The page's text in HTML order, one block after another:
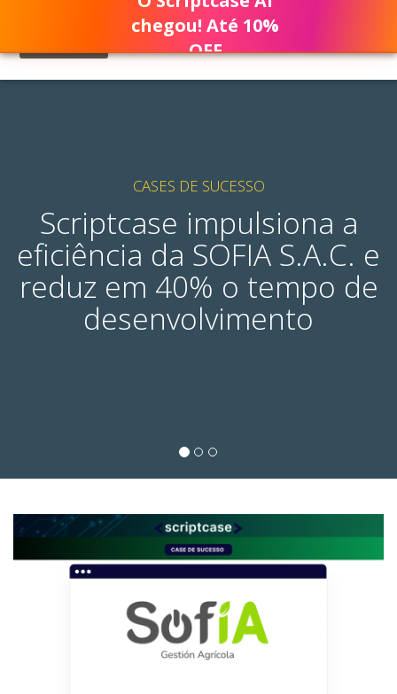
CASES DE SUCESSO
Scriptcase impulsiona a
eficiência da SOFIA S.A.C. e
reduz em 40% o tempo de
desenvolvimento
chegou! Até 10%
OFF